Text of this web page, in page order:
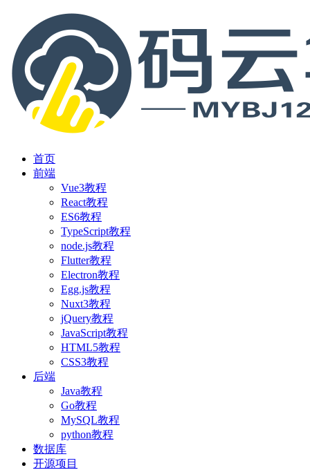
首页
前端
Vue3教程
React教程
ES6教程
TypeScript教程
node.js教程
Flutter教程
Electron教程
Egg.js教程
Nuxt3教程
jQuery教程
JavaScript教程
HTML5教程
CSS3教程
后端
Java教程
Go教程
MySQL教程
python教程
数据库
开源项目